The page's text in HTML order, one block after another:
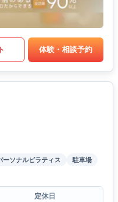
体験・相談予約
ーソナルピラティス
駐車場
定休日